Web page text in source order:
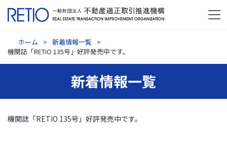
ホーム
新着情報一覧
機関誌「RETIO 135号」好評発売中です。
新着情報一覧
機関誌「RETIO 135号」好評発売中です。